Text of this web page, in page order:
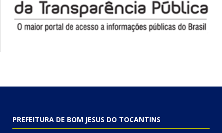
PREFEITURA DE BOM JESUS DO TOCANTINS